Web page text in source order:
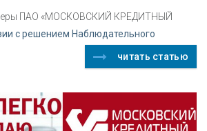
ПАО «МОСКОВСКИЙ КРЕДИТНЫЙ
с решением Наблюдательного
читать статью